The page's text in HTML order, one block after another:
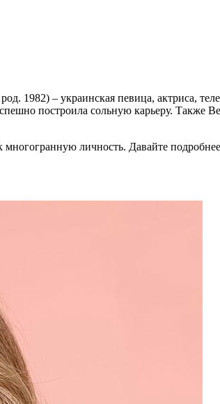
1982) – украинская певица, актриса,
построила сольную карьеру. Также
личность. Давайте